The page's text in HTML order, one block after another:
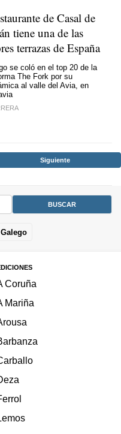
de Casal de
tiene una de las
terrazas de España
se coló en el top 20 de la
The Fork por su
al valle del Avia, en
Siguiente
Galego
Coruña
Mariña